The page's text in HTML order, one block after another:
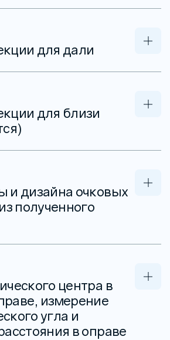
для дали
для близи
и дизайна очковых
полученного
центра в
измерение
угла и
в оправе